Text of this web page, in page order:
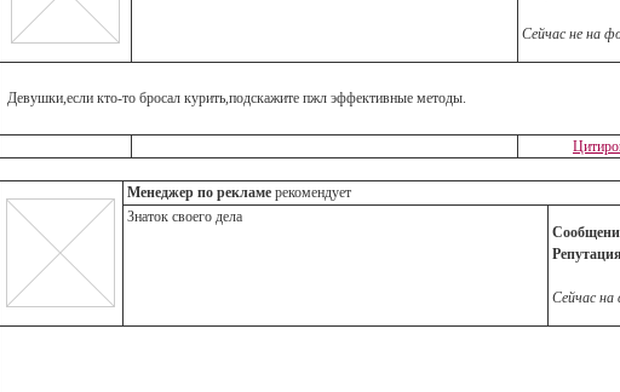
Сейчас не на
Девушки,если кто-то бросал курить,подскажите пжл эффективные методы.
Менеджер по рекламе рекомендует
Знаток своего дела
Сейчас на